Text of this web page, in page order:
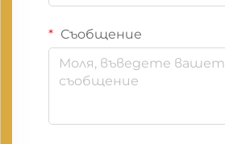
Съобщение